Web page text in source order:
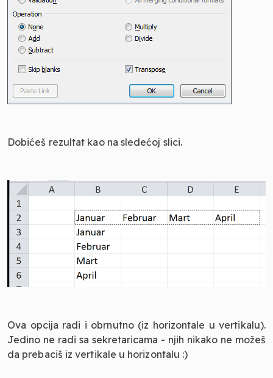
Dobićeš rezultat kao na sledećoj slici.
Ova opcija radi i obrnutno (iz horizontale u vertikalu).
Jedino ne radi sa sekretaricama - njih nikako ne možeš
da prebaciš iz vertikale u horizontalu :)